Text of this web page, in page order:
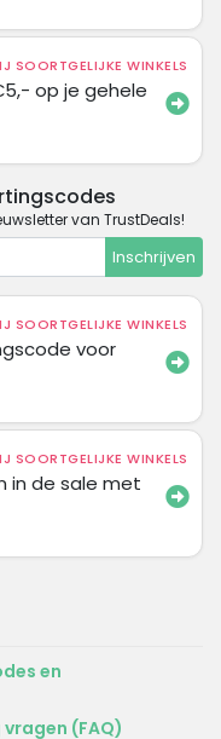
SOORTGELIJKE WINKELS
op je gehele
van TrustDeals!
Inschrijven
SOORTGELIJKE WINKELS
voor
SOORTGELIJKE WINKELS
in de sale met
en
(FAQ)